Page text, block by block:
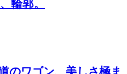
輪郭。
のワゴン、美しさ極ま